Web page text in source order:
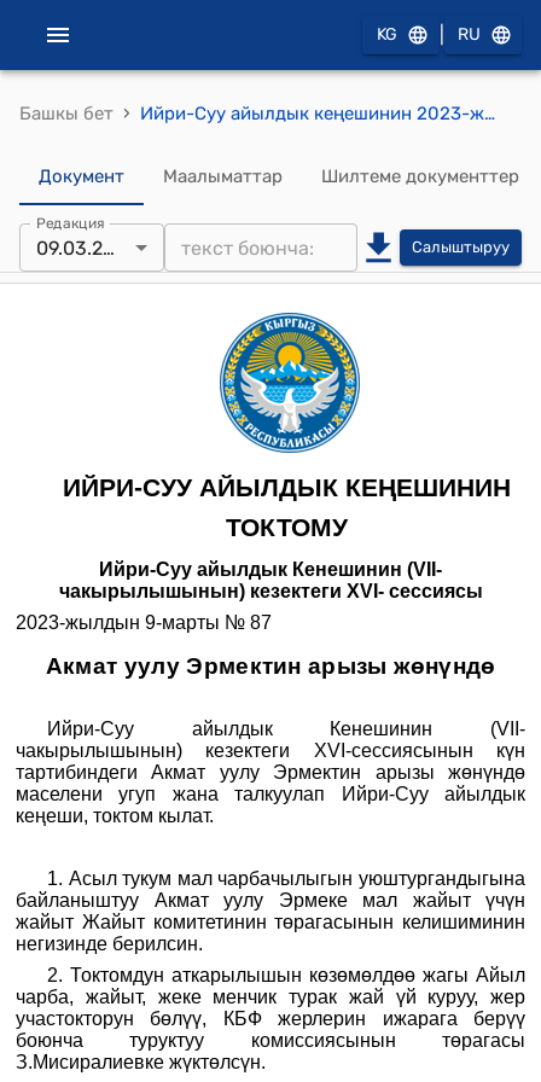
KG RU
Башкы бет › Ийри-Суу айылдык кеңешинин 2023-жылдын 9-марты № 87 "Акмат уулу Эрмектин арызы жөнүндө" токтому
Документ Маалыматтар Шилтеме документтер
Редакция
09.03.2023 Салыштыруу